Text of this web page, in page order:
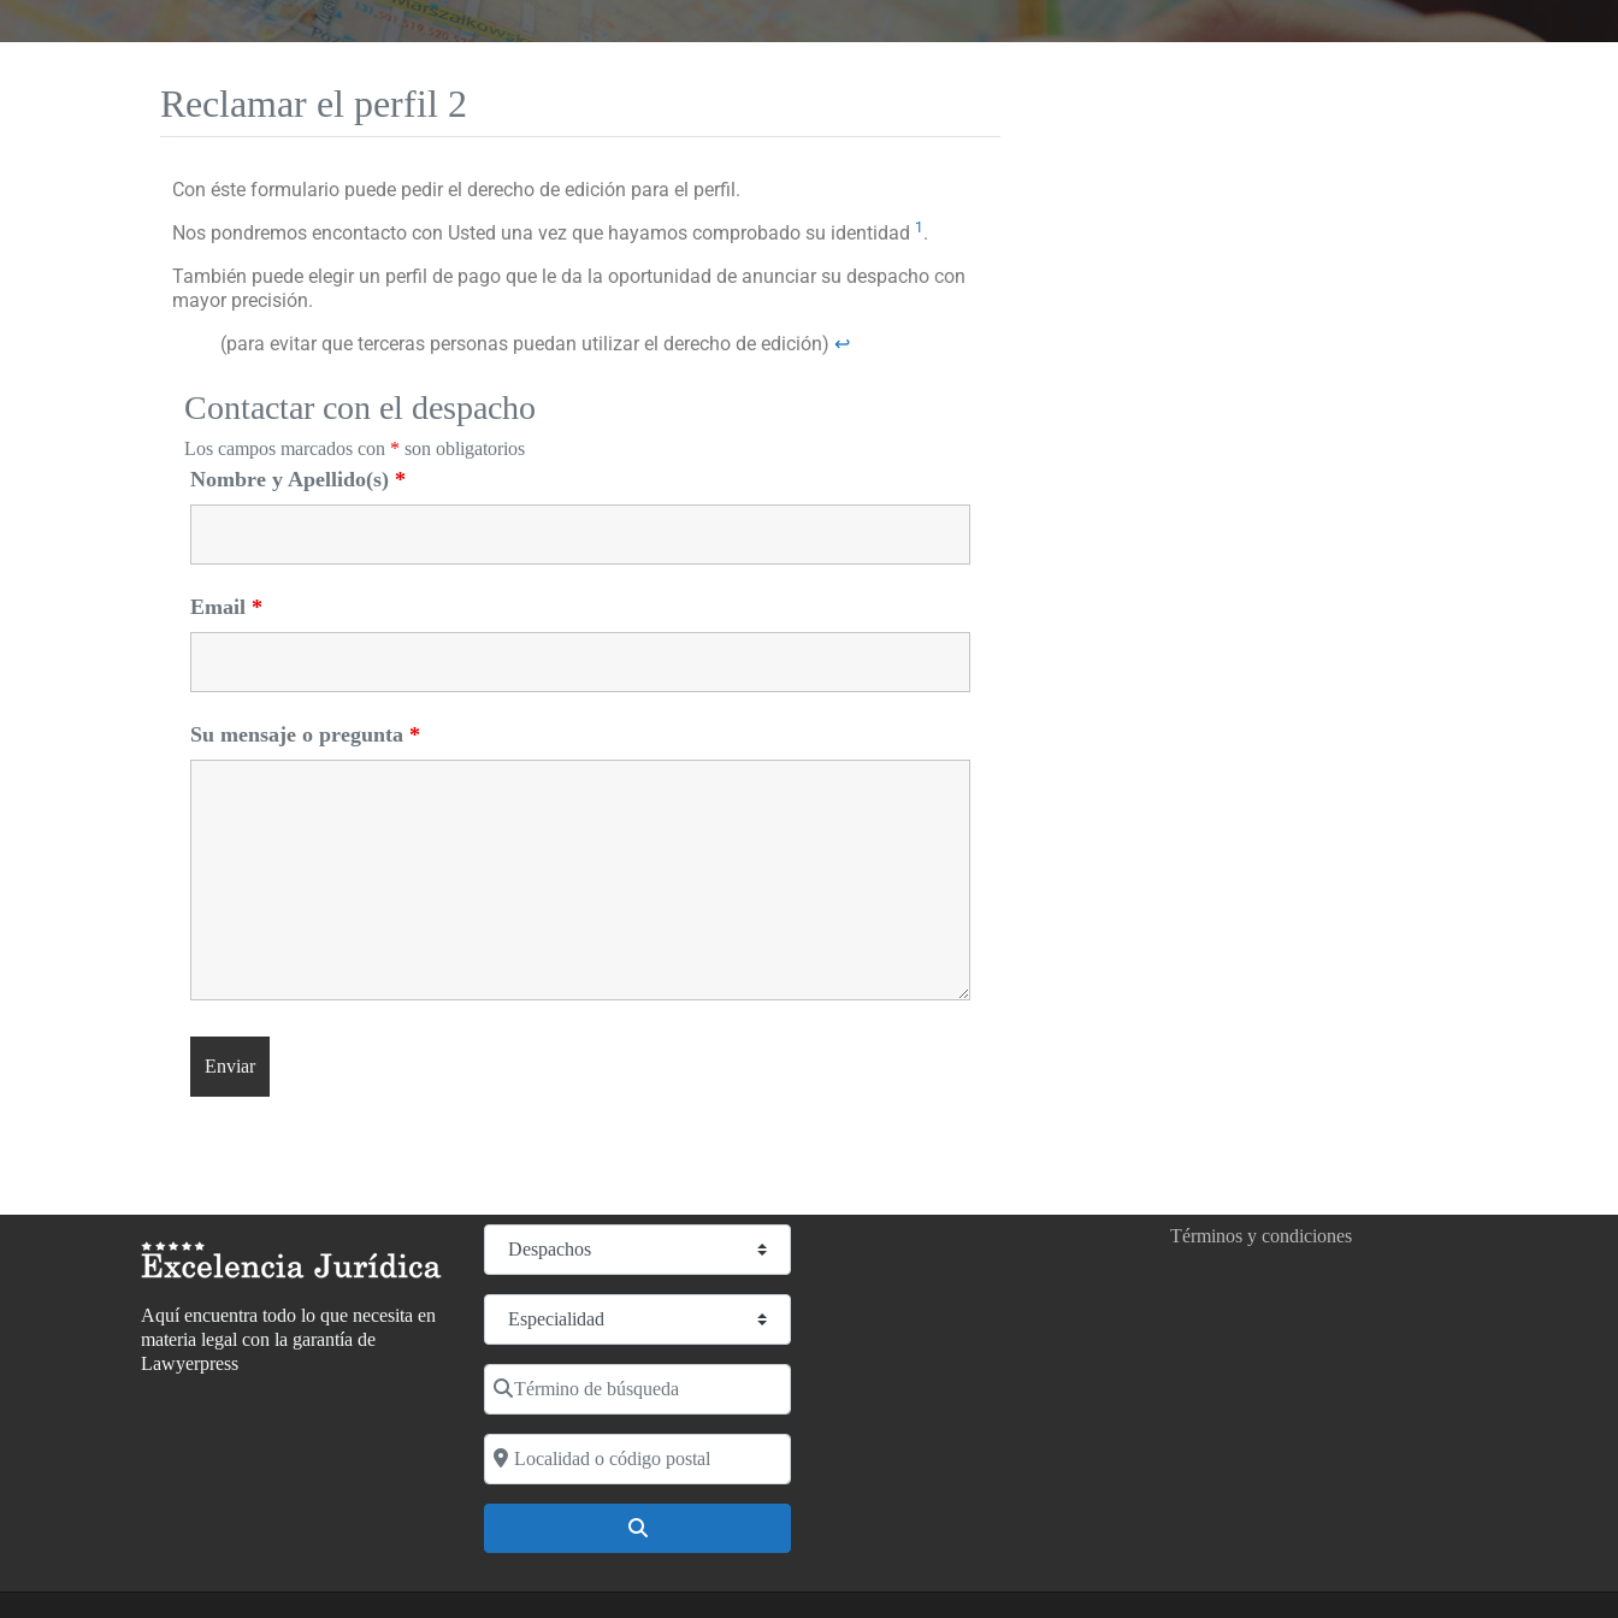
Reclamar el perfil 2
Con éste formulario puede pedir el derecho de edición para el perfil.
Nos pondremos encontacto con Usted una vez que hayamos comprobado su identidad 1 .
También puede elegir un perfil de pago que le da la oportunidad de anunciar su despacho con
mayor precisión.
(para evitar que terceras personas puedan utilizar el derecho de edición) ↩︎
Contactar con el despacho
Los campos marcados con * son obligatorios
Nombre y Apellido(s) *
Email *
Su mensaje o pregunta *
Aquí encuentra todo lo que necesita en
materia legal con la garantía de
Lawyerpress
Seleccionar el formulario de búsqueda
Especialidad
Término de búsqueda
Localidad o código postal
Términos y condiciones